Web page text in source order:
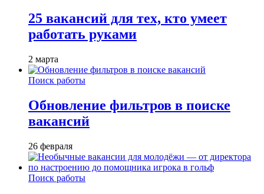
25 вакансий для тех, кто умеет
работать руками
2 марта
Поиск работы
Обновление фильтров в поиске
вакансий
26 февраля
Поиск работы